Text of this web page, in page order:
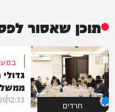
תוכן שאסור
חרדים
ממשל
12:33